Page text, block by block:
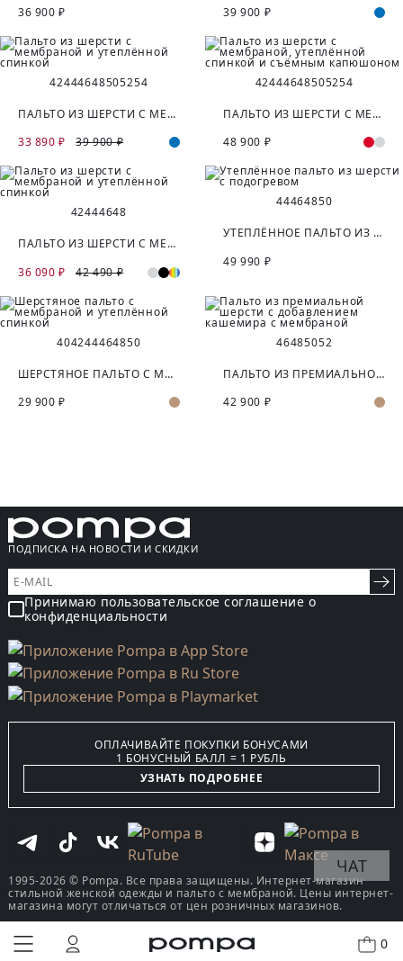
0
КУПИТЬ В ОДИН КЛИК
36 900 ₽
39 900 ₽
42444648505254
ПАЛЬТО ИЗ ШЕРСТИ С МЕМБРАНОЙ И УТЕПЛЁННОЙ СПИНКОЙ
33 890 ₽
39 900 ₽
42444648505254
ПАЛЬТО ИЗ ШЕРСТИ С МЕМБРАНОЙ, УТЕПЛЁННОЙ СПИНКОЙ И СЪЁМНЫМ КАПЮШОНОМ
48 900 ₽
42444648
ПАЛЬТО ИЗ ШЕРСТИ С МЕМБРАНОЙ И УТЕПЛЁННОЙ СПИНКОЙ
36 090 ₽
42 490 ₽
44464850
УТЕПЛЁННОЕ ПАЛЬТО ИЗ ШЕРСТИ С ПОДОГРЕВОМ
49 990 ₽
404244464850
ШЕРСТЯНОЕ ПАЛЬТО С МЕМБРАНОЙ И УТЕПЛЁННОЙ СПИНКОЙ
29 900 ₽
46485052
ПАЛЬТО ИЗ ПРЕМИАЛЬНОЙ ШЕРСТИ С ДОБАВЛЕНИЕМ КАШЕМИРА С МЕМБРАНОЙ
42 900 ₽
ПОДПИСКА НА НОВОСТИ И СКИДКИ
Принимаю пользовательское соглашение о
конфиденциальности
ОПЛАЧИВАЙТЕ ПОКУПКИ БОНУСАМИ
1 БОНУСНЫЙ БАЛЛ = 1 РУБЛЬ
УЗНАТЬ ПОДРОБНЕЕ
1995-2026 © Pompa. Все права защищены. Интернет-магазин
стильной женской одежды и пальто с мембраной. Цены интернет-
магазина могут отличаться от цен розничных магазинов.
ЧАТ